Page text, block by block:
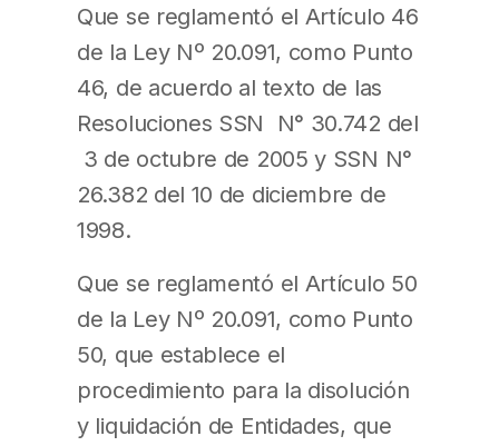
Que se reglamentó el Artículo 46
de la Ley Nº 20.091, como Punto
46, de acuerdo al texto de las
Resoluciones SSN N° 30.742 del
3 de octubre de 2005 y SSN N°
26.382 del 10 de diciembre de
1998.
Que se reglamentó el Artículo 50
de la Ley Nº 20.091, como Punto
50, que establece el
procedimiento para la disolución
y liquidación de Entidades, que